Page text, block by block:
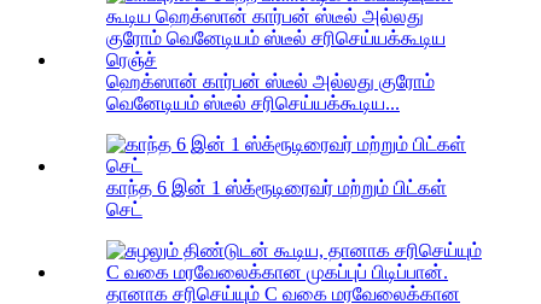
ஹெக்ஸான் கார்பன் ஸ்டீல் அல்லது குரோம்
வெனேடியம் ஸ்டீல் சரிசெய்யக்கூடிய...
காந்த 6 இன் 1 ஸ்க்ரூடிரைவர் மற்றும் பிட்கள்
செட்
தானாக சரிசெய்யும் C வகை மரவேலைக்கான